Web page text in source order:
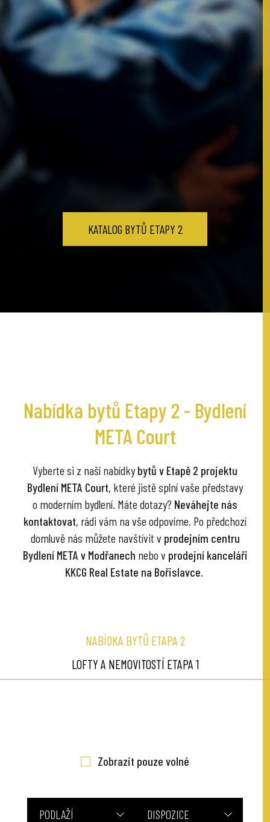
KATALOG BYTŮ ETAPY 2
Nabídka bytů Etapy 2 - Bydlení
META Court
Vyberte si z naší nabídky bytů v Etapě 2 projektu
Bydlení META Court, které jistě splní vaše představy
o moderním bydlení. Máte dotazy? Neváhejte nás
kontaktovat, rádi vám na vše odpovíme. Po předchozí
domluvě nás můžete navštívit v prodejním centru
Bydlení META v Modřanech nebo v prodejní kanceláři
KKCG Real Estate na Bořislavce.
NABÍDKA BYTŮ ETAPA 2
LOFTY A NEMOVITOSTÍ ETAPA 1
Zobrazit pouze volné
PODLAŽÍ DISPOZICE